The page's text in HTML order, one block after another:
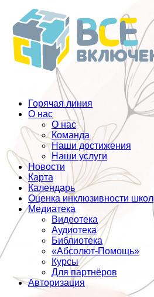
Горячая линия
О нас
О нас
Команда
Наши достижения
Наши услуги
Новости
Карта
Календарь
Оценка инклюзивности школ
Медиатека
Видеотека
Аудиотека
Библиотека
«Абсолют-Помощь»
Курсы
Для партнёров
Авторизация